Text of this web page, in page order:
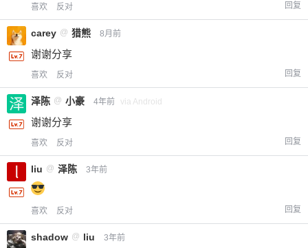
喜欢 反对 回复
carey @ 猎熊 8月前
谢谢分享
喜欢 反对 回复
泽陈 @ 小豪 4年前 via Android
谢谢分享
喜欢 反对 回复
liu @ 泽陈 3年前
喜欢 反对 回复
shadow @ liu 3年前